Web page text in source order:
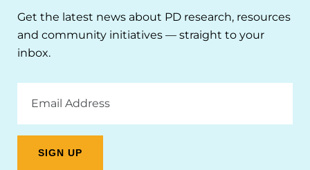
Get the latest news about PD research, resources
and community initiatives — straight to your
inbox.
Address